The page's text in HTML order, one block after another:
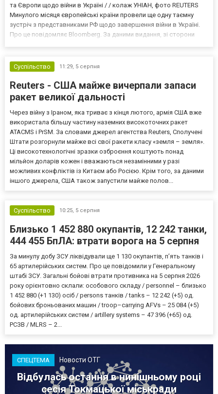
та Європи щодо війни в Україні / / колаж УНІАН, фото REUTERS
Минулого місяця європейські країни провели ще одну таємну
зустріч з представниками РФ щодо завершення війни в Україні.
Про це повідомляє Bloomberg. За даними видання, зі сторони
Суспільство
11:29, 5 серпня
Reuters - США майже вичерпали запаси
ракет великої дальності
Через війну з Іраном, яка триває з кінця лютого, армія США вже
використала більшу частину наземних високоточних ракет
ATACMS і PrSM. За словами джерел агентства Reuters, Сполучені
Штати розгорнули майже всі свої ракети класу «земля – земля».
Ці високотехнологічні зразки озброєння коштують понад
мільйон доларів кожен і вважаються незамінними у разі
можливих конфліктів із Китаєм або Росією. Крім того, за даними
іншого джерела, США також запустили майже полов...
Суспільство 10:25, 5 серпня
Близько 1 452 880 окупантів, 12 242 танки,
444 455 БпЛА: втрати ворога на 5 серпня
За минулу добу ЗСУ ліквідували ще 1 130 окупантів, пʼять танків і
65 артилерійських систем. Про це повідомили у Генеральному
штабі ЗСУ. Загальні бойові втрати противника на 5 серпня 2026
року орієнтовно склали: особового складу / personnel – близько
1 452 880 (+1 130) осіб / persons танків / tanks – 12 242 (+5) од.
бойових броньованих машин / troop–carrying AFVs – 25 084 (+5)
од. артилерійських систем / artillery systems – 47 396 (+65) од.
РСЗВ / MLRS – 2...
СПЕЦТЕМА Новости ОТГ
Відбулась остання в нинішньому році
сесія Токмацької міськради